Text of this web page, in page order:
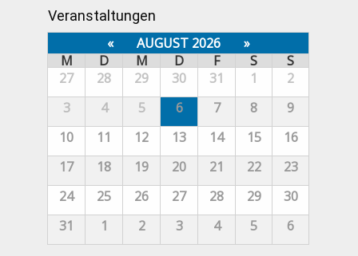
Veranstaltungen
« AUGUST 2026
»
M
D M D F S
S
27
28 29 30 31 1
2
3
4 5 6 7 8
9
10
11 12 13 14 15
16
17
18 19 20 21 22
23
24
25 26 27 28 29
30
31
1 2 3 4 5 6